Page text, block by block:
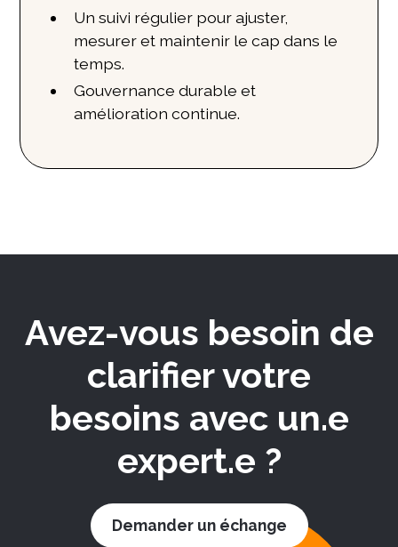
Un suivi régulier pour ajuster,
mesurer et maintenir le cap dans le
temps.
Gouvernance durable et
amélioration continue.
Avez-vous besoin de
clarifier votre
besoins avec un.e
expert.e ?
Demander un échange